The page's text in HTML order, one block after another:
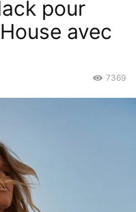
pour
avec
7369